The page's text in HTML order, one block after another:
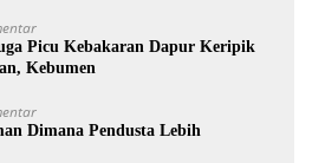
Picu Kebakaran Dapur Keripik
Kebumen
Lebih